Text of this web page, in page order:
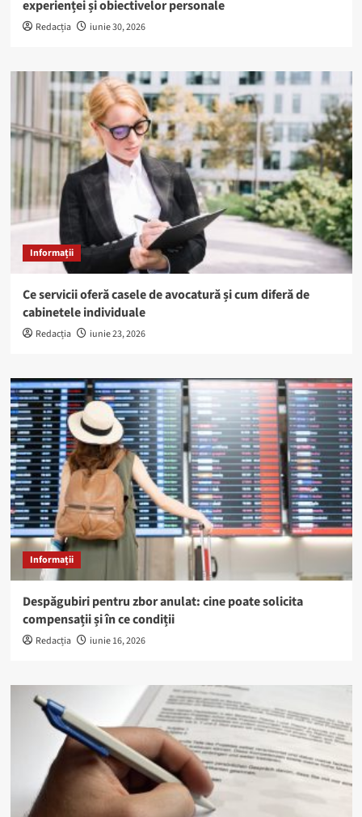
experienței și obiectivelor personale
Redacția iunie 30, 2026
Informații
Ce servicii oferă casele de avocatură și cum diferă de
cabinetele individuale
Redacția iunie 23, 2026
Informații
Despăgubiri pentru zbor anulat: cine poate solicita
compensații și în ce condiții
Redacția iunie 16, 2026